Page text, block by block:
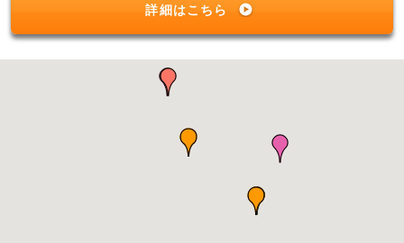
詳細はこちら